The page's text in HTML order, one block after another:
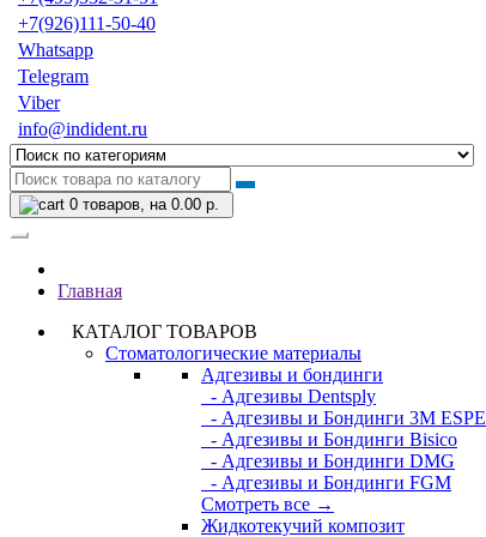
+7(926)111-50-40
Whatsapp
Telegram
Viber
info@indident.ru
0 товаров, на 0.00 р.
Главная
КАТАЛОГ ТОВАРОВ
Стоматологические материалы
Адгезивы и бондинги
- Адгезивы Dentsply
- Адгезивы и Бондинги 3M ESPE
- Адгезивы и Бондинги Bisico
- Адгезивы и Бондинги DMG
- Адгезивы и Бондинги FGM
Смотреть все →
Жидкотекучий композит